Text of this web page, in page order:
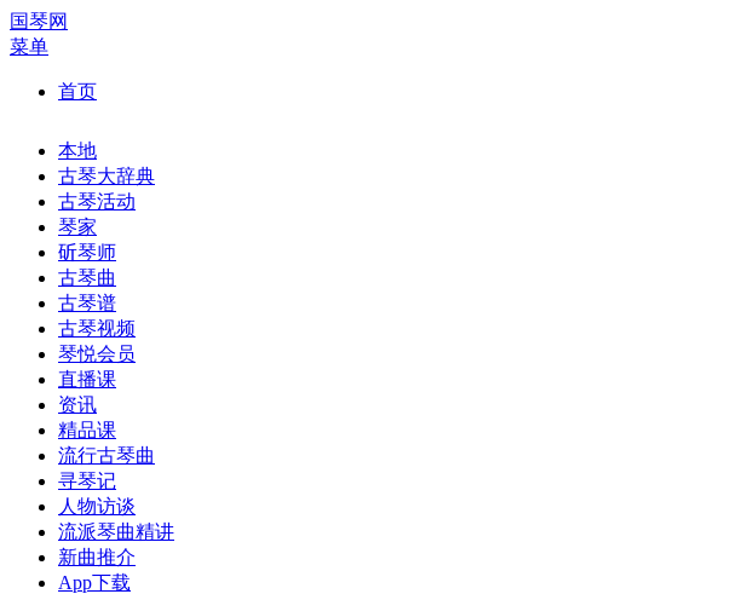
国琴网
菜单
首页
本地
古琴大辞典
古琴活动
琴家
斫琴师
古琴曲
古琴谱
古琴视频
琴悦会员
直播课
资讯
精品课
流行古琴曲
寻琴记
人物访谈
流派琴曲精讲
新曲推介
App下载